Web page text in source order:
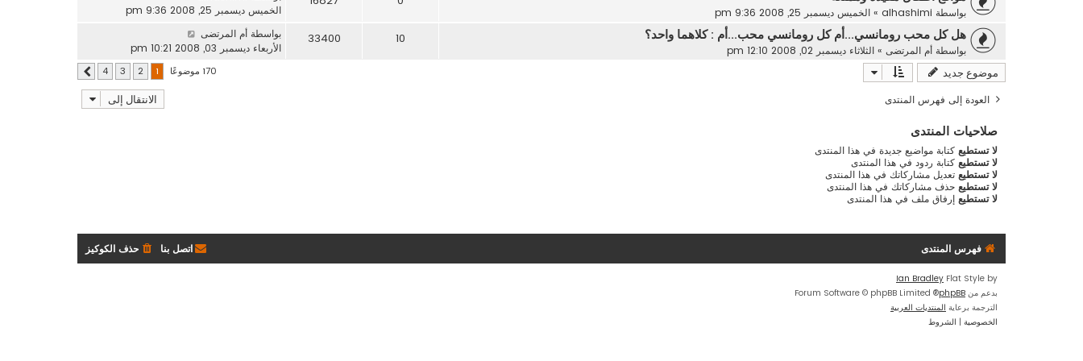
بواسطة alhashimi
» الخميس ديسمبر 25, 2008 9:36 pm
الخميس ديسمبر 25, 2008 9:36 pm
هل كل محب رومانسي...أم كل رومانسي محب...أم : كلاهما واحد؟
بواسطة أم المرتضى » الثلاثاء ديسمبر 02, 2008 12:10 pm
10
33400 بواسطة أم المرتضى
الأربعاء ديسمبر 03, 2008 10:21 pm
موضوع جديد 170 موضوعًا 1
2
3
4 التالي
العودة إلى فهرس المنتدى الانتقال إلى
صلاحيات المنتدى
لا تستطيع كتابة مواضيع جديدة في هذا المنتدى
لا تستطيع كتابة ردود في هذا المنتدى
لا تستطيع تعديل مشاركاتك في هذا المنتدى
لا تستطيع حذف مشاركاتك في هذا المنتدى
لا تستطيع إرفاق ملف في هذا المنتدى
فهرس المنتدى حذف الكوكيز اتصل بنا
Flat Style by
Ian Bradley
بدعم من phpBB
® Forum Software © phpBB Limited
الترجمة برعاية المنتديات العربية
الخصوصية | الشروط